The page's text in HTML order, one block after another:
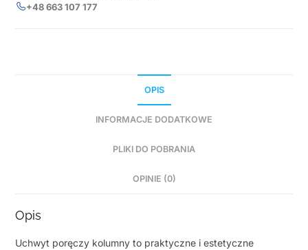
+48 663 107 177
OPIS
INFORMACJE DODATKOWE
PLIKI DO POBRANIA
OPINIE (0)
Opis
Uchwyt poręczy kolumny to praktyczne i estetyczne